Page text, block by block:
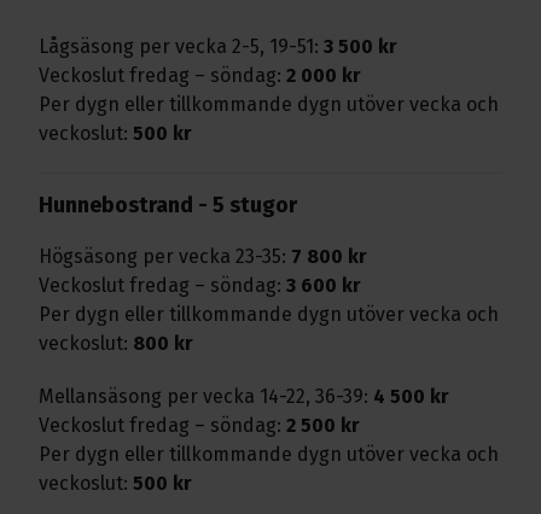
Lågsäsong per vecka 2-5, 19-51: 3 500 kr
Veckoslut fredag – söndag: 2 000 kr
Per dygn eller tillkommande dygn utöver vecka och
veckoslut: 500 kr
Hunnebostrand - 5 stugor
Högsäsong per vecka 23-35: 7 800 kr
Veckoslut fredag – söndag: 3 600 kr
Per dygn eller tillkommande dygn utöver vecka och
veckoslut: 800 kr
Mellansäsong per vecka 14-22, 36-39: 4 500 kr
Veckoslut fredag – söndag: 2 500 kr
Per dygn eller tillkommande dygn utöver vecka och
veckoslut: 500 kr